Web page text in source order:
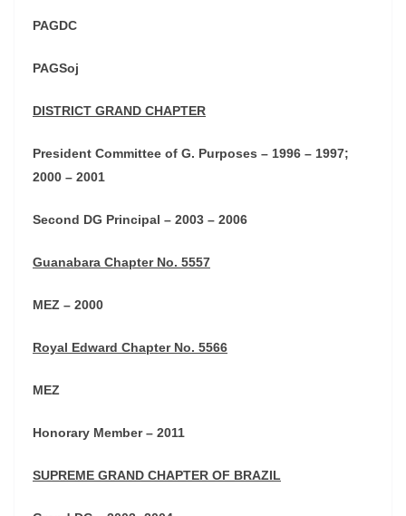
PAGDC
PAGSoj
DISTRICT GRAND CHAPTER
President Committee of G. Purposes – 1996 – 1997;
2000 – 2001
Second DG Principal – 2003 – 2006
Guanabara Chapter No. 5557
MEZ – 2000
Royal Edward Chapter No. 5566
MEZ
Honorary Member – 2011
SUPREME GRAND CHAPTER OF BRAZIL